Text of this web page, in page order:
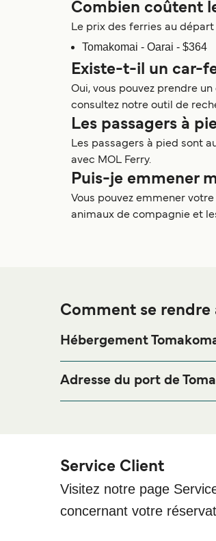
Combien coûtent
Le prix des ferries au
Tomakomai - Oarai - $364
Existe-t-il un car-
Oui, vous pouvez prendre
consultez notre outil de
Les passagers à
Les passagers à pied sont
avec MOL Ferry.
Puis-je emmener
Vous pouvez emmener
animaux de compagnie et
Comment se
Hébergement
séjour, merci de bien vouloir
Adresse du port de
Service Client
Visitez notre page
concernant votre